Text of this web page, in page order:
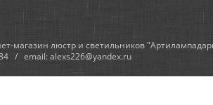
магазин люстр и светильников
/ email: alexs226@yandex.ru